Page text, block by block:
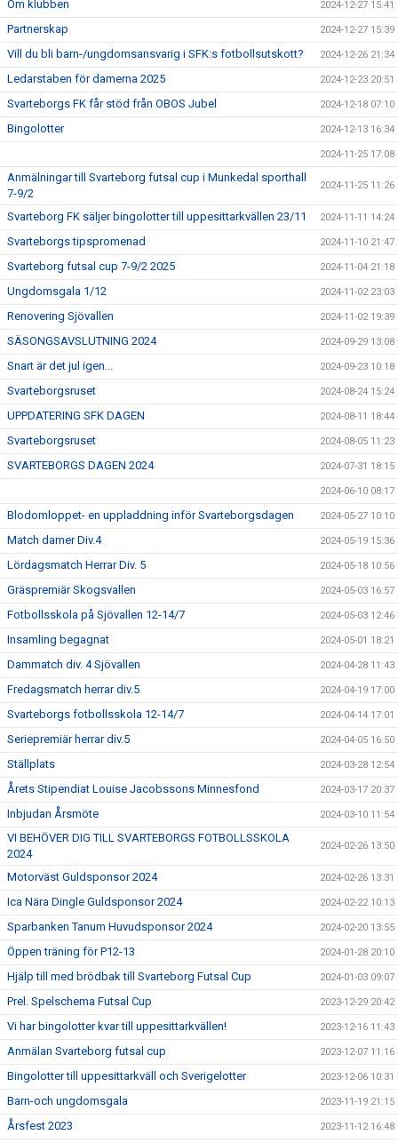
Om klubben 2024-12-27 15:41
Partnerskap 2024-12-27 15:39
Vill du bli barn-/ungdomsansvarig i SFK:s fotbollsutskott? 2024-12-26 21:34
Ledarstaben för damerna 2025 2024-12-23 20:51
Svarteborgs FK får stöd från OBOS Jubel 2024-12-18 07:10
Bingolotter 2024-12-13 16:34
2024-11-25 17:08
Anmälningar till Svarteborg futsal cup i Munkedal sporthall
7-9/2
2024-11-25 11:26
Svarteborg FK säljer bingolotter till uppesittarkvällen 23/11 2024-11-11 14:24
Svarteborgs tipspromenad 2024-11-10 21:47
Svarteborg futsal cup 7-9/2 2025 2024-11-04 21:18
Ungdomsgala 1/12 2024-11-02 23:03
Renovering Sjövallen 2024-11-02 19:39
SÄSONGSAVSLUTNING 2024 2024-09-29 13:08
Snart är det jul igen... 2024-09-23 10:18
Svarteborgsruset 2024-08-24 15:24
UPPDATERING SFK DAGEN 2024-08-11 18:44
Svarteborgsruset 2024-08-05 11:23
SVARTEBORGS DAGEN 2024 2024-07-31 18:15
2024-06-10 08:17
Blodomloppet- en uppladdning inför Svarteborgsdagen 2024-05-27 10:10
Match damer Div.4 2024-05-19 15:36
Lördagsmatch Herrar Div. 5 2024-05-18 10:56
Gräspremiär Skogsvallen 2024-05-03 16:57
Fotbollsskola på Sjövallen 12-14/7 2024-05-03 12:46
Insamling begagnat 2024-05-01 18:21
Dammatch div. 4 Sjövallen 2024-04-28 11:43
Fredagsmatch herrar div.5 2024-04-19 17:00
Svarteborgs fotbollsskola 12-14/7 2024-04-14 17:01
Seriepremiär herrar div.5 2024-04-05 16:50
Ställplats 2024-03-28 12:54
Årets Stipendiat Louise Jacobssons Minnesfond 2024-03-17 20:37
Inbjudan Årsmöte 2024-03-10 11:54
VI BEHÖVER DIG TILL SVARTEBORGS FOTBOLLSSKOLA
2024
2024-02-26 13:50
Motorväst Guldsponsor 2024 2024-02-26 13:31
Ica Nära Dingle Guldsponsor 2024 2024-02-22 10:13
Sparbanken Tanum Huvudsponsor 2024 2024-02-20 13:55
Öppen träning för P12-13 2024-01-28 20:10
Hjälp till med brödbak till Svarteborg Futsal Cup 2024-01-03 09:07
Prel. Spelschema Futsal Cup 2023-12-29 20:42
Vi har bingolotter kvar till uppesittarkvällen! 2023-12-16 11:43
Anmälan Svarteborg futsal cup 2023-12-07 11:16
Bingolotter till uppesittarkväll och Sverigelotter 2023-12-06 10:31
Barn-och ungdomsgala 2023-11-19 21:15
Årsfest 2023 2023-11-12 16:48